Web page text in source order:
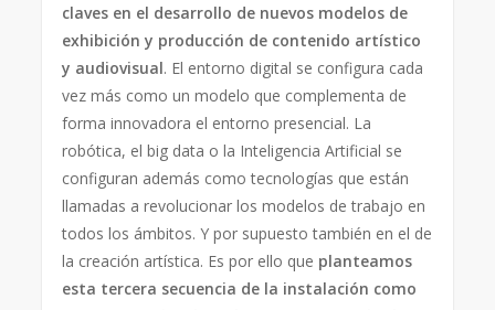
claves en el desarrollo de nuevos modelos de
exhibición y producción de contenido artístico
y audiovisual. El entorno digital se configura cada
vez más como un modelo que complementa de
forma innovadora el entorno presencial. La
robótica, el big data o la Inteligencia Artificial se
configuran además como tecnologías que están
llamadas a revolucionar los modelos de trabajo en
todos los ámbitos. Y por supuesto también en el de
la creación artística. Es por ello que planteamos
esta tercera secuencia de la instalación como